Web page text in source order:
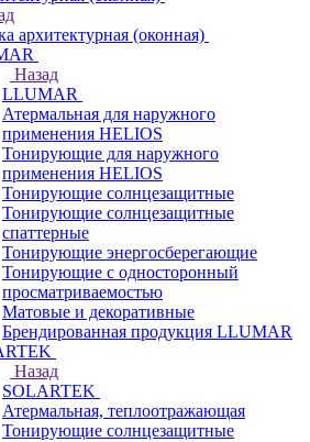
архитектурная (оконная)
Назад
LLUMAR
Атермальная для наружного
применения HELIOS
Тонирующие для наружного
применения HELIOS
Тонирующие солнцезащитные
Тонирующие солнцезащитные
спаттерные
Тонирующие энергосберегающие
Тонирующие с односторонный
просматриваемостью
Матовые и декоративные
Брендированная продукция LLUMAR
Назад
SOLARTEK
Атермальная, теплоотражающая
Тонирующие солнцезащитные